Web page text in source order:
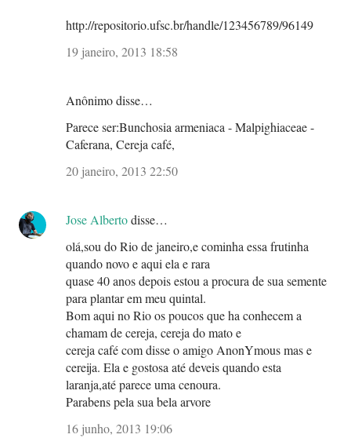
http://repositorio.ufsc.br/handle/123456789/96149
19 janeiro, 2013 18:58
Anônimo disse…
Parece ser:Bunchosia armeniaca - Malpighiaceae -
Caferana, Cereja café,
20 janeiro, 2013 22:50
Jose Albertodisse…
olá,sou do Rio de janeiro,e cominha essa frutinha
quando novo e aqui ela e rara
quase 40 anos depois estou a procura de sua semente
para plantar em meu quintal.
Bom aqui no Rio os poucos que ha conhecem a
chamam de cereja, cereja do mato e
cereja café com disse o amigo AnonYmous mas e
cereija. Ela e gostosa até deveis quando esta
laranja,até parece uma cenoura.
Parabens pela sua bela arvore
16 junho, 2013 19:06